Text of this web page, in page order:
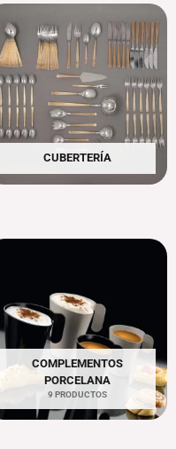
CUBERTERÍA
COMPLEMENTOS
PORCELANA
9 PRODUCTOS